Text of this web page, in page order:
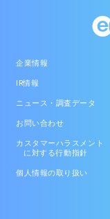
企業情報
IR情報
ニュース・調査データ
お問い合わせ
カスタマーハラスメント
に対する行動指針
個人情報の取り扱い